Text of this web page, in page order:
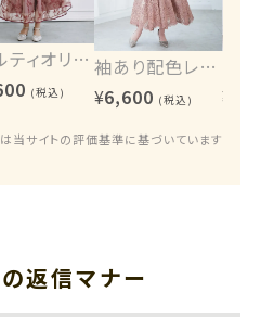
【ルルティオリジナル】エンブロイダリーワンピース
(税込)
袖あり配色レースハシゴ切り替えワンピース
¥6,600 (税込) ¥
当サイトの評価基準に基づいています
返信マナー